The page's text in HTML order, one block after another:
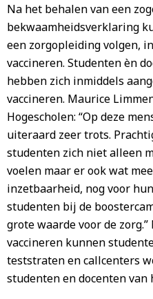
Na het behalen van een
bekwaamheidsverklaring
een zorgopleiding volgen,
vaccineren. Studenten èn
hebben zich inmiddels
vaccineren. Maurice
Hogescholen: “Op deze
uiteraard zeer trots.
studenten zich niet alleen
voelen maar er ook wat
inzetbaarheid, nog voor
studenten bij de
grote waarde voor de
vaccineren kunnen
teststraten en callcenters
studenten en docenten van